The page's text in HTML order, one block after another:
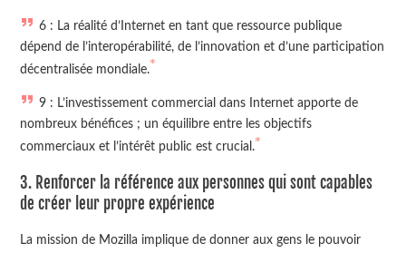
6 : La réalité d’Internet en tant que ressource publique
dépend de l’interopérabilité, de l’innovation et d’une participation
décentralisée mondiale.*
9 : L’investissement commercial dans Internet apporte de
nombreux bénéfices ; un équilibre entre les objectifs
commerciaux et l’intérêt public est crucial.*
3. Renforcer la référence aux personnes qui sont capables
de créer leur propre expérience
La mission de Mozilla implique de donner aux gens le pouvoir